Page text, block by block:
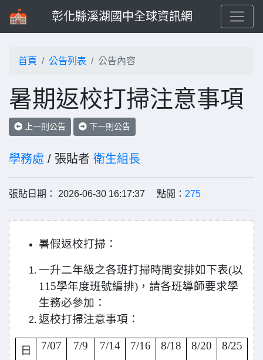
彰化縣溪湖國中全球資訊網
首頁 公告列表 公告內容
暑期返校打掃注意事項
上一則公告 下一則公告
學務處 / 張貼者 衛生組長
張貼日期： 2026-06-30 16:17:37 點閱： 275
暑假返校打掃：
一升二年級之各班打掃時間安排如下表(以
115學年度班號編排) ，請各班導師要求學
生務必參加：
返校打掃注意事項：
日
7/07 7/9 7/14 7/16 8/18 8/20 8/25